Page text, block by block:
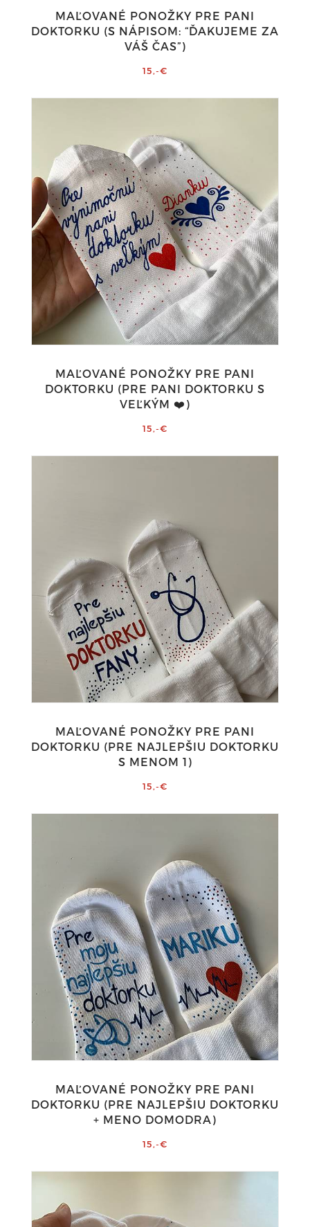
MAĽOVANÉ PONOŽKY PRE PANI
DOKTORKU (S NÁPISOM: “ĎAKUJEME ZA
VÁŠ ČAS”)
15,-€
MAĽOVANÉ PONOŽKY PRE PANI
DOKTORKU (PRE PANI DOKTORKU S
VEĽKÝM ❤️)
15,-€
MAĽOVANÉ PONOŽKY PRE PANI
DOKTORKU (PRE NAJLEPŠIU DOKTORKU
S MENOM 1)
15,-€
MAĽOVANÉ PONOŽKY PRE PANI
DOKTORKU (PRE NAJLEPŠIU DOKTORKU
+ MENO DOMODRA)
15,-€